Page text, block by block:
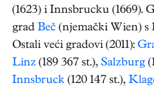
(1623) i Innsbrucku (1669).
grad Beč (njemački Wien) s 1
Ostali veći gradovi (2011):
Linz (189 367 st.), Salzburg
Innsbruck (120 147 st.),